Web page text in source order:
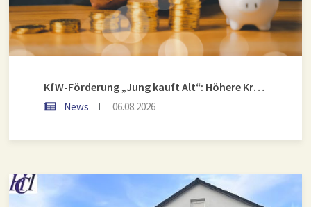
KfW-Förderung „Jung kauft Alt“: Höhere Kredite ab August 2026
News 06.08.2026